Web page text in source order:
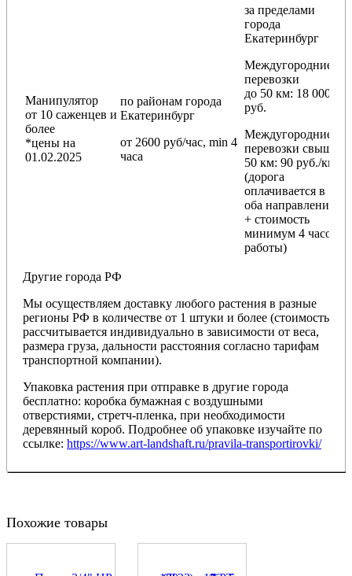
Манипулятор
от 10 саженцев и
более
*цены на
01.02.2025
по районам города
Екатеринбург
от 2600 руб/час, min 4
часа
за пределами
города
Екатеринбург
Междугородние
перевозки
до 50 км: 18 000
руб.
Междугородние
перевозки свыше
50 км: 90 руб./км
(дорога
оплачивается в
оба направления
+ стоимость
минимум 4 часов
работы)
Другие города РФ
Мы осуществляем доставку любого растения в разные
регионы РФ в количестве от 1 штуки и более (стоимость
рассчитывается индивидуально в зависимости от веса,
размера груза, дальности расстояния согласно тарифам
транспортной компании).
Упаковка растения при отправке в другие города
бесплатно: коробка бумажная с воздушными
отверстиями, стретч-пленка, при необходимости
деревянный короб. Подробнее об упаковке изучайте по
ссылке: https://www.art-landshaft.ru/pravila-transportirovki/
Похожие товары